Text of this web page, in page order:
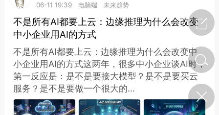
·特急预警】关
节返乡期间“闪
急提示
06-11 19:39
电脑端 未来趋势
不是所有AI都要上云：边缘推理为什么会改变
中小企业用AI的方式
不是所有AI都要上云：边缘推理为什么会改变中
小企业用AI的方式这两年，很多中小企业谈AI时，
第一反应是：是不是要接大模型？是不是要买云
服务？是不是要做一个很大的...